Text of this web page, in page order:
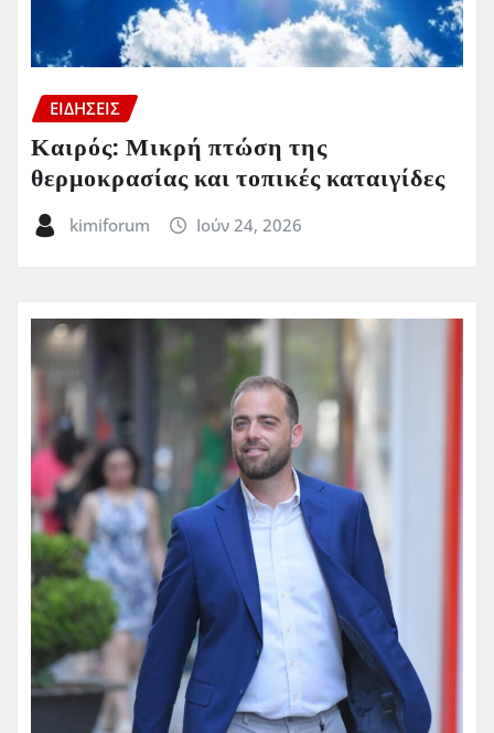
ΕΙΔΗΣΕΙΣ
Καιρός: Μικρή πτώση της
θερμοκρασίας και τοπικές καταιγίδες
kimiforum Ιούν 24, 2026